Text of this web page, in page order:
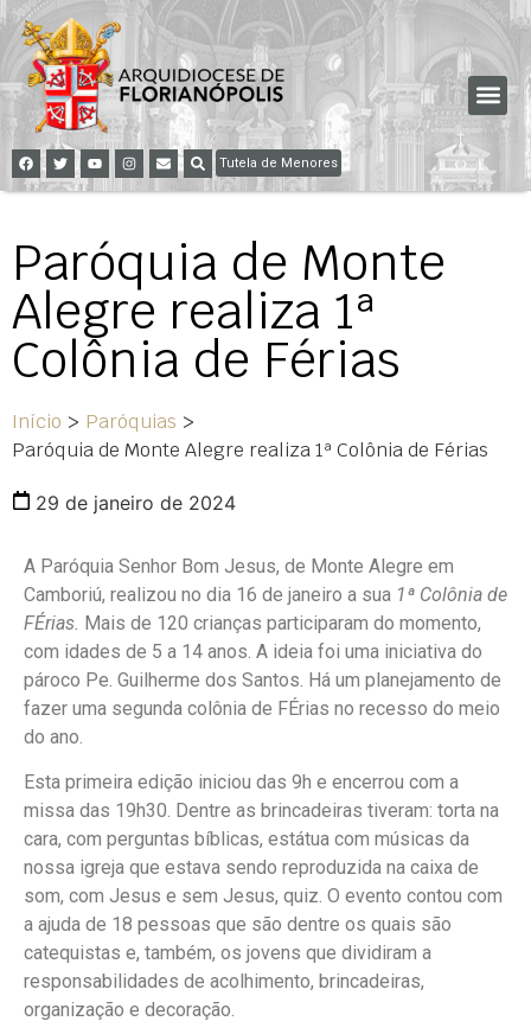
Tutela de Menores
Paróquia de Monte
Alegre realiza 1ª
Colônia de Férias
Início > Paróquias >
Paróquia de Monte Alegre realiza 1ª Colônia de Férias
29 de janeiro de 2024
A Paróquia Senhor Bom Jesus, de Monte Alegre em
Camboriú, realizou no dia 16 de janeiro a sua 1ª Colônia de
FÉrias. Mais de 120 crianças participaram do momento,
com idades de 5 a 14 anos. A ideia foi uma iniciativa do
pároco Pe. Guilherme dos Santos. Há um planejamento de
fazer uma segunda colônia de FÉrias no recesso do meio
do ano.
Esta primeira edição iniciou das 9h e encerrou com a
missa das 19h30. Dentre as brincadeiras tiveram: torta na
cara, com perguntas bíblicas, estátua com músicas da
nossa igreja que estava sendo reproduzida na caixa de
som, com Jesus e sem Jesus, quiz. O evento contou com
a ajuda de 18 pessoas que são dentre os quais são
catequistas e, também, os jovens que dividiram a
responsabilidades de acolhimento, brincadeiras,
organização e decoração.